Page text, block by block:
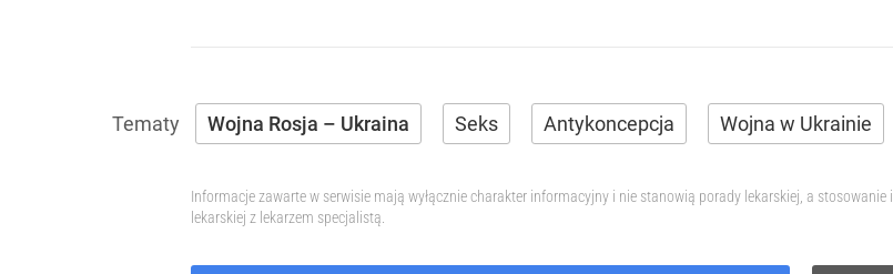
Wojna Rosja – Ukraina Seks Antykoncepcja Wojna w Ukrainie
Informacje zawarte w serwisie mają wyłącznie charakter informacyjny i nie stanowią porady lekarskiej, a
lekarskiej z lekarzem specjalistą.